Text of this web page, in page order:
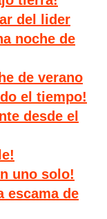
del lider
noche de
de verano
el tiempo!
desde el
uno solo!
escama de